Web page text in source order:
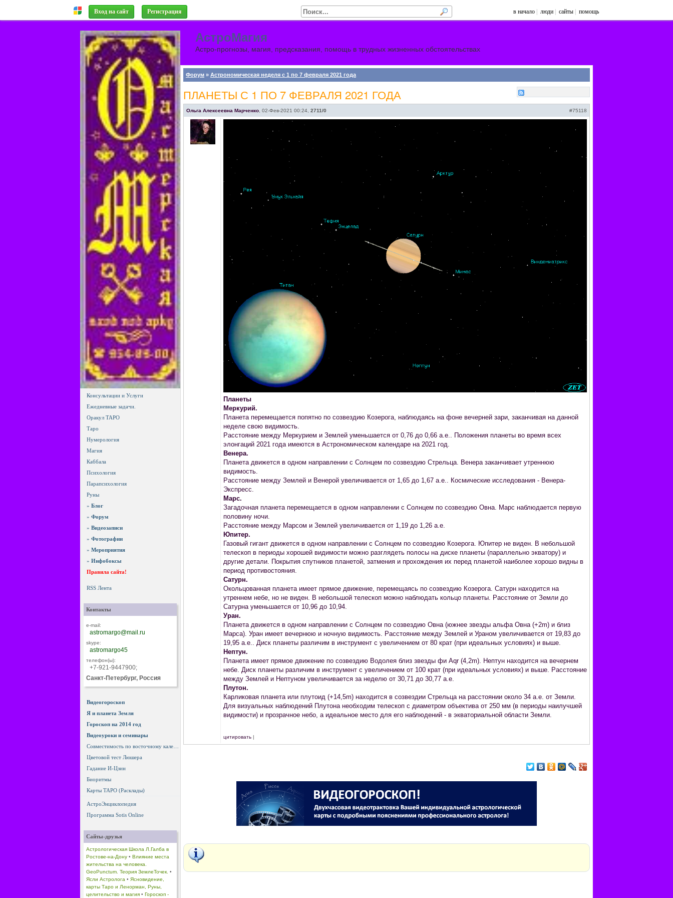
Вход на сайт Регистрация в начало люди сайты помощь
АстроМагия
Астро-прогнозы, магия, предсказания, помощь в трудных жизненных обстоятельствах
Консультации и Услуги
Ежедневные задачи.
Оракул ТАРО
Таро
Нумерология
Магия
Каббала
Психология
Парапсихология
Руны
» Блог
» Форум
» Видеозаписи
» Фотографии
» Мероприятия
» Инфобоксы
Правила сайта!
RSS Лента
Контакты
e-mail:
astromargo@mail.ru
skype:
astromargo45
телефон(ы):
+7-921-9447900;
Санкт-Петербург, Россия
Видеогороскоп
Я и планета Земля
Гороскоп на 2014 год
Видеоуроки и семинары
Цветовой тест Люшера
Гадание И-Цзин
Биоритмы
Карты ТАРО (Расклады)
АстроЭнциклопедия
Программа Sotis Online
Сайты-друзья
Астрологическая Школа Л.Галба в
Ростове-на-Дону • Влияние места
жительства на человека.
GeoPunctum. Теория ЗемлеТочек. •
Ясли Астролога • Ясновидение,
карты Таро и Ленорман, Руны,
целительство и магия • Гороскоп -
Форум » Астрономическая неделя с 1 по 7 февраля 2021 года
ПЛАНЕТЫ С 1 ПО 7 ФЕВРАЛЯ 2021 ГОДА
#75118
Ольга Алексеевна Марченко 02-Фев-2021 00:24 2711/0
Планеты
Меркурий.
Планета перемещается попятно по созвездию Козерога, наблюдаясь на фоне вечерней зари, заканчивая на данной
неделе свою видимость.
Расстояние между Меркурием и Землей уменьшается от 0,76 до 0,66 а.е.. Положения планеты во время всех
элонгаций 2021 года имеются в Астрономическом календаре на 2021 год.
Венера.
Планета движется в одном направлении с Солнцем по созвездию Стрельца. Венера заканчивает утреннюю
видимость.
Расстояние между Землей и Венерой увеличивается от 1,65 до 1,67 а.е.. Космические исследования - Венера-
Экспресс.
Марс.
Загадочная планета перемещается в одном направлении с Солнцем по созвездию Овна. Марс наблюдается первую
половину ночи.
Расстояние между Марсом и Землей увеличивается от 1,19 до 1,26 а.е.
Юпитер.
Газовый гигант движется в одном направлении с Солнцем по созвездию Козерога. Юпитер не виден. В небольшой
телескоп в периоды хорошей видимости можно разглядеть полосы на диске планеты (параллельно экватору) и
другие детали. Покрытия спутников планетой, затмения и прохождения их перед планетой наиболее хорошо видны в
период противостояния.
Сатурн.
Окольцованная планета имеет прямое движение, перемещаясь по созвездию Козерога. Сатурн находится на
утреннем небе, но не виден. В небольшой телескоп можно наблюдать кольцо планеты. Расстояние от Земли до
Сатурна уменьшается от 10,96 до 10,94.
Уран.
Планета движется в одном направлении с Солнцем по созвездию Овна (южнее звезды альфа Овна (+2m) и близ
Марса). Уран имеет вечернюю и ночную видимость. Расстояние между Землей и Ураном увеличивается от 19,83 до
19,95 а.е.. Диск планеты различим в инструмент с увеличением от 80 крат (при идеальных условиях) и выше.
Нептун.
Планета имеет прямое движение по созвездию Водолея близ звезды фи Aqr (4,2m). Нептун находится на вечернем
небе. Диск планеты различим в инструмент с увеличением от 100 крат (при идеальных условиях) и выше. Расстояние
между Землей и Нептуном увеличивается за неделю от 30,71 до 30,77 а.е.
Плутон.
Карликовая планета или плутоид (+14,5m) находится в созвездии Стрельца на расстоянии около 34 а.е. от Земли.
Для визуальных наблюдений Плутона необходим телескоп с диаметром объектива от 250 мм (в периоды наилучшей
видимости) и прозрачное небо, а идеальное место для его наблюдений - в экваториальной области Земли.
цитировать |